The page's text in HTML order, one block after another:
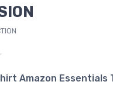
Amazon Essentials